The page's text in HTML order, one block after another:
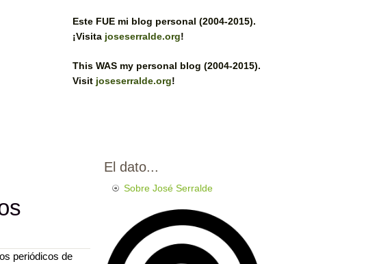
Este FUE mi blog personal (2004-2015).
¡Visita joseserralde.org!
This WAS my personal blog (2004-2015).
Visit joseserralde.org!
periódicos de
El dato...
Sobre José Serralde